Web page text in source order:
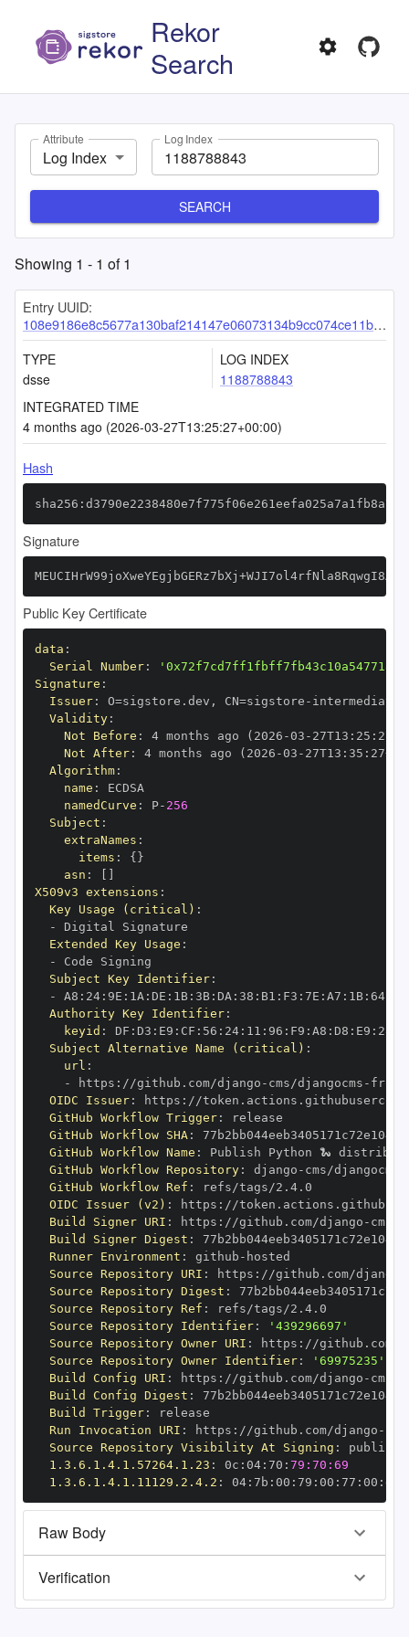
Rekor
Search
Attribute
Log Index
Log Index
SEARCH
Showing 1 - 1 of1
Entry UUID:
108e9186e8c5677a130baf214147e06073134b9cc074ce11b4412ca9e9cd7ea079ffd9cf372ad385
TYPE
dsse
LOG INDEX
1188788843
INTEGRATED TIME
4 months ago (2026-03-27T13:25:27+00:00)
Hash
Signature
Public Key Certificate
data :
Serial Number:
Signature :
Issuer: O=sigstore.dev , CN=sigstore -
Validity:
Not Before : 4 months ago (2026 -03 - 27T13 : 25 :
Not After: 4 months ago (2026 -03 - 27T13 : 35 : 27+00
Algorithm:
name :
namedCurve : P- 256
Subject :
extraNames :
items : { }
asn :
X509v3 extensions :
Key Usage (critical) :
-
Extended Key Usage :
-
Subject Key Identifier:
-
A8 : 24: 9E : 1A : DE : 1B: 3B: DA : 38 : B1 : F3 : 7E : A7 : 1B: 64:
Authority Key Identifier:
keyid : DF : D3 : E9 : CF : 56 : 24: 11 : 96 : F9 : A8 : D8 : E9 : 28
Subject Alternative Name (critical) :
url :
-
https : //github.com/django - cms/djangocms -
OIDC Issuer: https :
GitHub Workflow Trigger:
GitHub Workflow SHA:
GitHub Workflow Name :
GitHub Workflow Repository: django - cms/djangocms
GitHub Workflow Ref :
OIDC Issuer (v2) : https :
Build Signer URI : https : //github.com/django - cms/
Build Signer Digest :
Runner Environment : github -
Source Repository URI : https : //github.com/django
Source Repository Digest :
Source Repository Ref :
Source Repository Identifier:
'439296697'
Source Repository Owner URI : https : //github.com/
Source Repository Owner Identifier:
'69975235'
Build Config URI : https : //github.com/django - cms/
Build Config Digest :
Build Trigger:
Run Invocation URI : https : //github.com/django -
Source Repository Visibility At Signing :
1.3.6.1.4.1.57264.1.23 : 0c : 04: 70 : 79:70:69
1.3.6.1.4.1.11129.2.4.2 : 04: 7b : 00 : 79 : 00 : 77 : 00 : dd
Raw Body
Verification